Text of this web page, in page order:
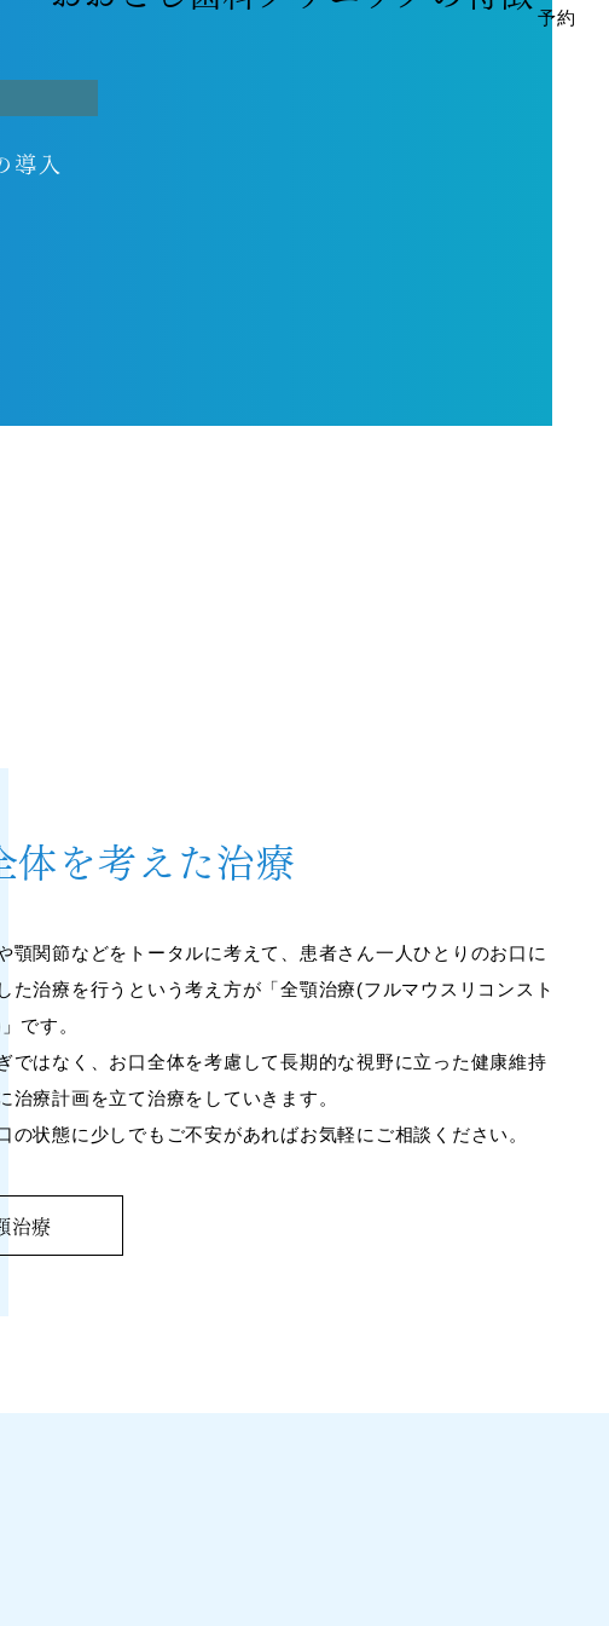
導入
体を考えた治療
顎関節などをトータルに考えて、患者さん一人ひとりのお口に
た治療を行うという考え方が「全顎治療(フルマウスリコンスト
です。
ではなく、お口全体を考慮して長期的な視野に立った健康維持
治療計画を立て治療をしていきます。
の状態に少しでもご不安があればお気軽にご相談ください。
治療